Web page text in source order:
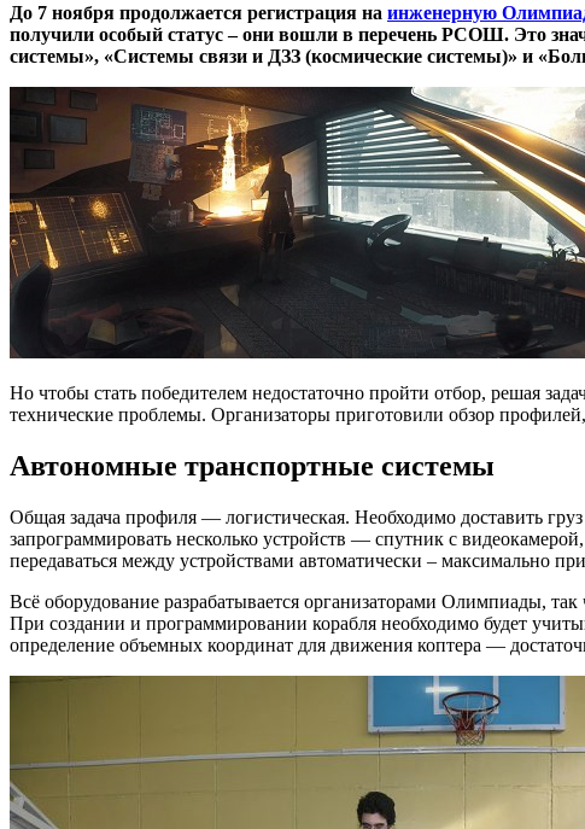
До 7 ноября продолжается регистрация на инженерную
получили особый статус – они вошли в перечень РСОШ. Это
системы», «Системы связи и ДЗЗ (космические системы)» и
Но чтобы стать победителем недостаточно пройти отбор, решая
технические проблемы. Организаторы приготовили обзор
Автономные транспортные системы
Общая задача профиля — логистическая. Необходимо доставить
запрограммировать несколько устройств — спутник с
передаваться между устройствами автоматически – максимально
Всё оборудование разрабатывается организаторами Олимпиады,
При создании и программировании корабля необходимо будет
определение объемных координат для движения коптера —